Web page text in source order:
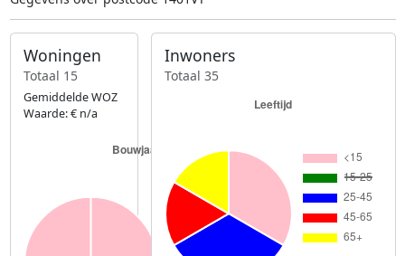
Woningen
Totaal 15
Gemiddelde WOZ
Waarde: € n/a
Inwoners
Totaal 35